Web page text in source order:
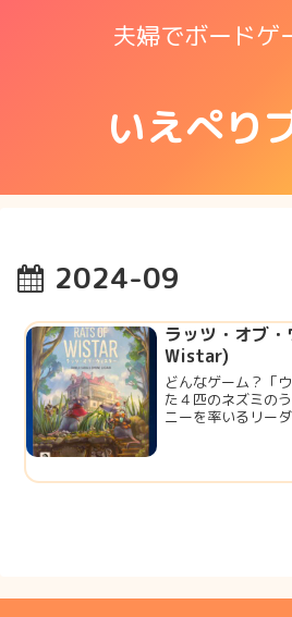
夫婦でボードゲ
いえぺり
2024-09
ラッツ・オブ
Wistar)
どんなゲーム？「
た４匹のネズミの
ニーを率いるリー
探して探検したり